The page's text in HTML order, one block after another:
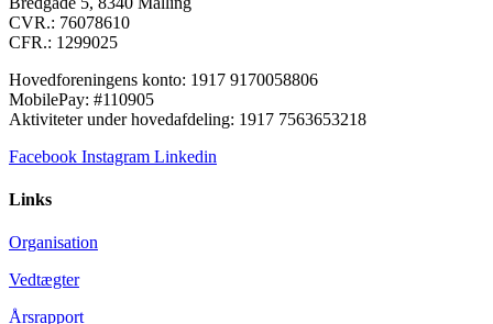
CVR.: 76078610
CFR.: 1299025
Hovedforeningens konto: 1917 9170058806
MobilePay: #110905
Aktiviteter under hovedafdeling: 1917 7563653218
Facebook Instagram Linkedin
Links
Organisation
Vedtægter
Årsrapport